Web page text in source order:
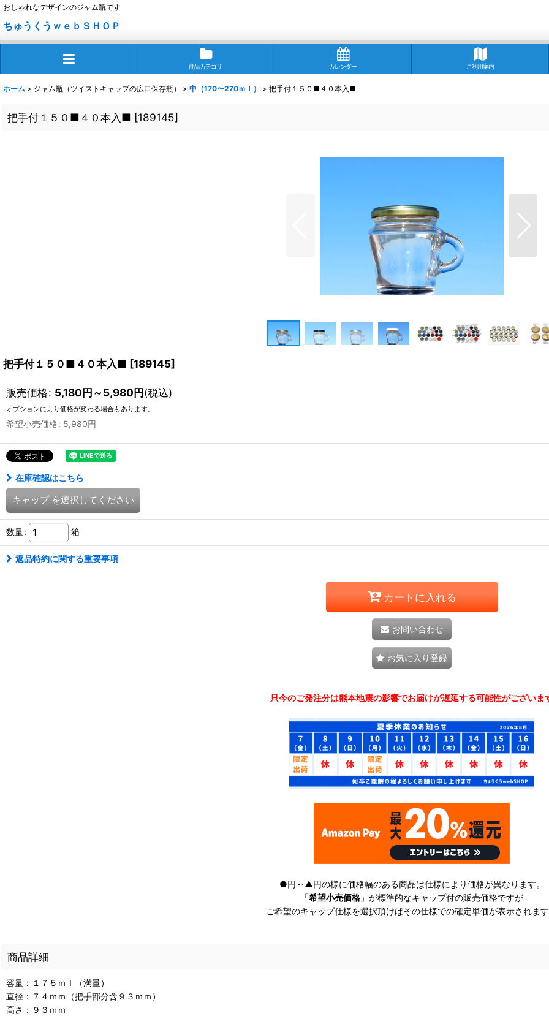
おしゃれなデザインのジャム瓶です
ちゅうくうｗｅｂＳＨＯＰ
商品カテゴリ カレンダー ご利用案内
ホーム > ジャム瓶（ツイストキャップの広口保存瓶） > 中（170〜270ｍｌ） > 把手付１５０■４０本入■
把手付１５０■４０本入■ [189145]
把手付１５０■４０本入■ [189145]
販売価格: 5,180円～5,980円(税込)
オプションにより価格が変わる場合もあります。
希望小売価格: 5,980円
在庫確認はこちら
キャップ を選択してください
数量: 箱
返品特約に関する重要事項
カートに入れる
お問い合わせ
お気に入り登録
只今のご発注分は熊本地震の影響でお届けが遅延する可能性がございま
●円～▲円の様に価格幅のある商品は仕様により価格が異なります。
「希望小売価格 」が標準的なキャップ付の販売価格ですが
ご希望のキャップ仕様を選択頂けばその仕様での確定単価が表示されま
商品詳細
容量：１７５ｍｌ（満量）
直径：７４ｍｍ（把手部分含９３ｍｍ）
高さ：９３ｍｍ